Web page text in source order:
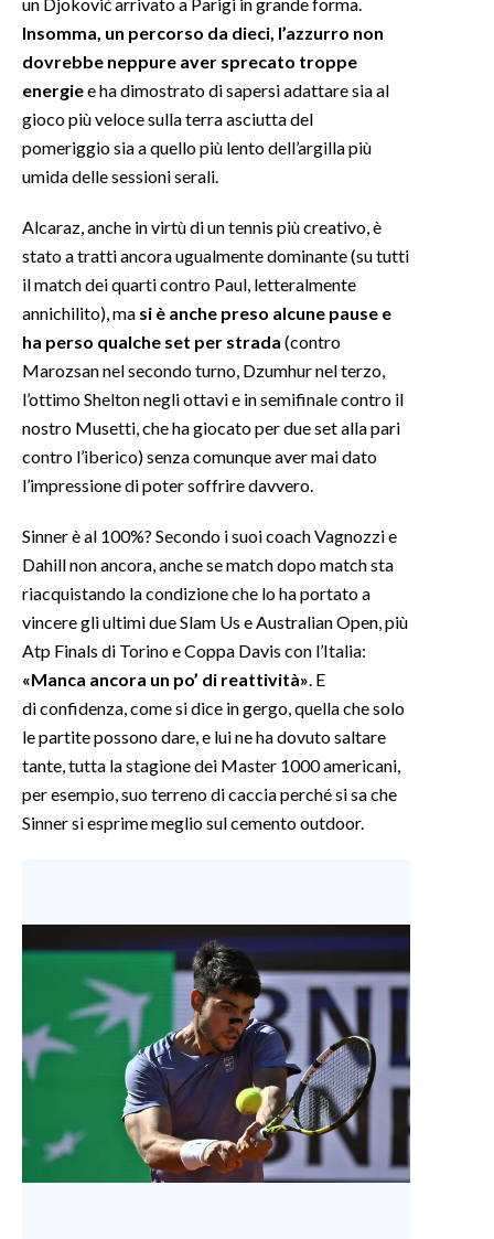
Insomma, un percorso da dieci, l’azzurro non
dovrebbe neppure aver sprecato troppe
energiee ha dimostrato di sapersi adattare sia al
gioco più veloce sulla terra asciutta del
pomeriggio sia a quello più lento dell’argilla più
umida delle sessioni serali.
Alcaraz, anche in virtù di un tennis più creativo, è
stato a tratti ancora ugualmente dominante (su tutti
il match dei quarti contro Paul, letteralmente
annichilito), ma si è anche preso alcune pause e
ha perso qualche set per strada (contro
Marozsan nel secondo turno, Dzumhur nel terzo,
l’ottimo Shelton negli ottavi e in semifinale contro il
nostro Musetti, che ha giocato per due set alla pari
contro l’iberico) senza comunque aver mai dato
l’impressione di poter soffrire davvero.
Sinner è al 100%? Secondo i suoi coach Vagnozzi e
Dahill non ancora, anche se match dopo match sta
riacquistando la condizione che lo ha portato a
vincere gli ultimi due Slam Us e Australian Open, più
Atp Finals di Torino e Coppa Davis con l’Italia:
«Manca ancora un po’ di reattività» . E
di confidenza, come si dice in gergo, quella che solo
le partite possono dare, e lui ne ha dovuto saltare
tante, tutta la stagione dei Master 1000 americani,
per esempio, suo terreno di caccia perché si sa che
Sinner si esprime meglio sul cemento outdoor.